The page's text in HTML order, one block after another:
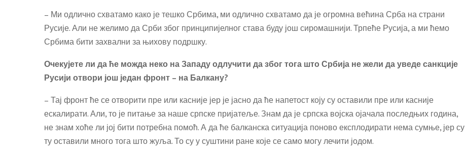
– Ми одлично схватамо како је тешко Србима, ми одлично схватамо да је огромна већина Срба на страни
Русије. Али не желимо да Срби због принципијелног става буду још сиромашнији. Трпеће Русија, а ми ћемо
Србима бити захвални за њихову подршку.
Очекујете ли да ће можда неко на Западу одлучити да због тога што Србија не жели да уведе санкције
Русији отвори још један фронт – на Балкану?
– Тај фронт ће се отворити пре или касније јер је јасно да ће напетост коју су оставили пре или касније
ескалирати. Али, то је питање за наше српске пријатеље. Знам да је српска војска ојачала последњих година,
не знам хоће ли јој бити потребна помоћ. А да ће балканска ситуација поново експлодирати нема сумње, јер су
ту оставили много тога што жуља. То су у суштини ране које се само могу лечити јодом.